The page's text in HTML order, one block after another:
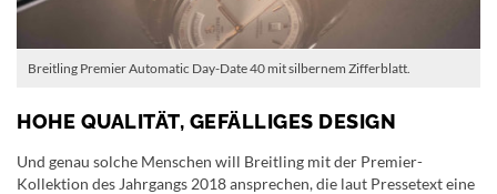
Breitling Premier Automatic Day-Date 40 mit silbernem Zifferblatt.
HOHE QUALITÄT, GEFÄLLIGES DESIGN
Und genau solche Menschen will Breitling mit der Premier-
Kollektion des Jahrgangs 2018 ansprechen, die laut Pressetext eine